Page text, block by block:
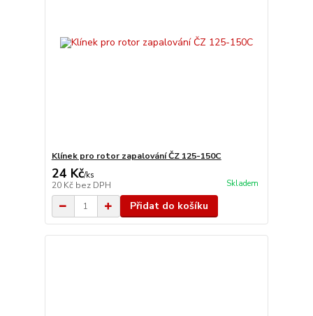
Klínek pro rotor zapalování ČZ 125-150C
24 Kč/ks
20 Kč bez DPH Skladem
Přidat do košíku